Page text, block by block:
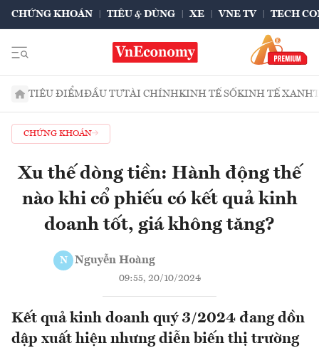
CHỨNG KHOÁN TIÊU & DÙNG XE VNE TV TECH
TIÊU ĐIỂMĐẦU TƯTÀI CHÍNHKINH TẾ SỐKINH TẾ XANH
CHỨNG KHOÁN
Xu thế dòng tiền: Hành động thế
nào khi cổ phiếu có kết quả kinh
doanh tốt, giá không tăng?
N Nguyễn Hoàng
09:55, 20/10/2024
Kết quả kinh doanh quý 3/2024 đang dồn
dập xuất hiện nhưng diễn biến thị trường